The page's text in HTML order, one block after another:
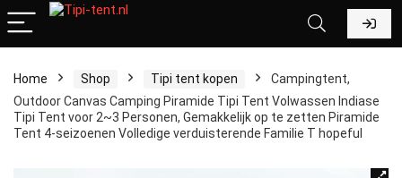
Home Shop Tipi tent kopen
Campingtent,
Outdoor Canvas Camping Piramide Tipi Tent Volwassen Indiase
Tipi Tent voor 2~3 Personen, Gemakkelijk op te zetten Piramide
Tent 4-seizoenen Volledige verduisterende Familie T hopeful